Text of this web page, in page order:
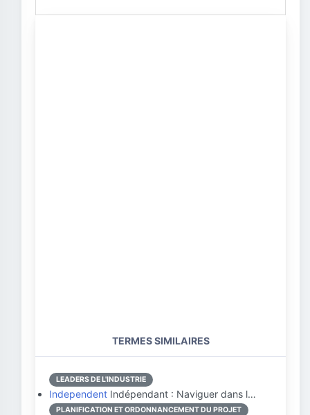
TERMES SIMILAIRES
LEADERS DE L'INDUSTRIE
Independent Indépendant : Naviguer dans l…
PLANIFICATION ET ORDONNANCEMENT DU PROJET